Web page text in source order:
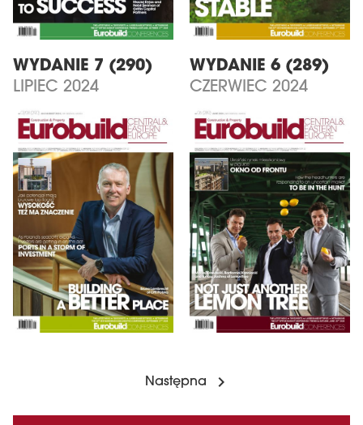
WYDANIE 7 (290)
LIPIEC 2024
WYDANIE 6 (289)
CZERWIEC 2024
Następna